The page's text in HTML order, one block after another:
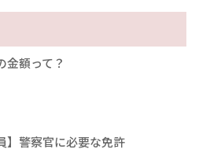
金額って？
】警察官に必要な免許